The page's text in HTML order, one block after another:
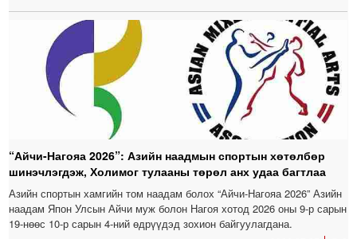
“Айчи-Нагояа 2026”: Азийн наадмын спортын хөтөлбөр
шинэчлэгдэж, Холимог тулааны төрөл анх удаа багтлаа
Азийн спортын хамгийн том наадам болох “Айчи-Нагояа 2026” Азийн
наадам Япон Улсын Айчи муж болон Нагоя хотод 2026 оны 9-р сарын
19-нөөс 10-р сарын 4-ний өдрүүдэд зохион байгуулагдана.